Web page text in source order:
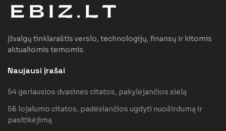
Įžvalgų tinklaraštis verslo, technologijų, finansų ir kitomis
aktualiomis temomis.
Naujausi įrašai
54 geriausios dvasinės citatos, pakylėjančios sielą
56 lojalumo citatos, padėsiančios ugdyti nuoširdumą ir
pasitikėjimą